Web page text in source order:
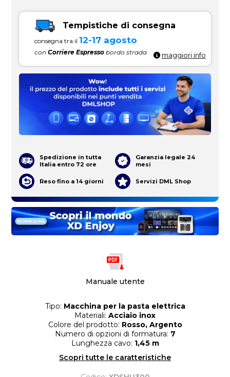
Manuale utente
Tipo: Macchina per la pasta elettrica
Materiali: Acciaio inox
Colore del prodotto: Rosso, Argento
Numero di opzioni di formatura: 7
Lunghezza cavo: 1,45 m
Scopri tutte le caratteristiche
Tempistiche di consegna
consegna tra il 12-17 agosto
conCorriere Espresso bordo strada maggiori info
Spedizione in tutta
Italia entro 72 ore
Garanzia legale 24
mesi
Reso fino a 14 giorni Servizi DML Shop